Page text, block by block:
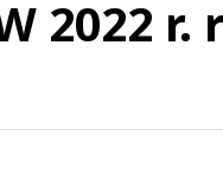
2022